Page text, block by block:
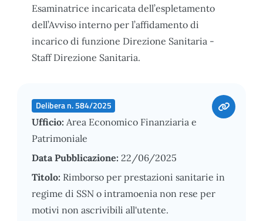
Esaminatrice incaricata dell’espletamento
dell’Avviso interno per l’affidamento di
incarico di funzione Direzione Sanitaria -
Staff Direzione Sanitaria.
Delibera n. 584/2025
Ufficio: Area Economico Finanziaria e
Patrimoniale
Data Pubblicazione: 22/06/2025
Titolo: Rimborso per prestazioni sanitarie in
regime di SSN o intramoenia non rese per
motivi non ascrivibili all'utente.